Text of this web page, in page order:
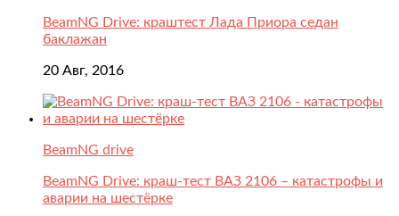
BeamNG Drive: краштест Лада Приора седан
баклажан
20 Авг, 2016
BeamNG drive
BeamNG Drive: краш-тест ВАЗ 2106 – катастрофы и
аварии на шестёрке